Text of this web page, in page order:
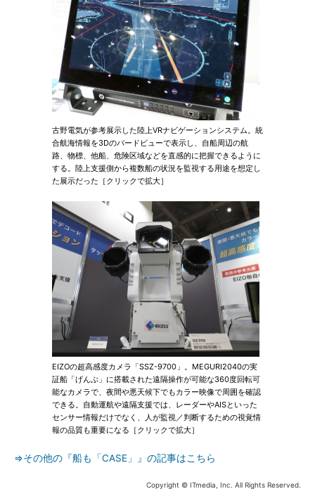
古野電気が参考展示した陸上VRナビゲーションシステム。統
合航海情報を3Dのバードビューで表示し、自船周辺の航
路、物標、他船、危険区域などを直感的に把握できるように
する。陸上支援側から複数船の状況を監視する用途を想定し
た展示だった［クリックで拡大］
EIZOの超高感度カメラ「SSZ-9700」。MEGURI2040の実
証船「げんぶ」に搭載された遠隔操作が可能な360度回転可
能なカメラで、夜間や悪天候下でもカラー映像で周囲を確認
できる。自動運航や遠隔支援では、レーダーやAISといった
センサー情報だけでなく、人が監視／判断するための視覚情
報の品質も重要になる［クリックで拡大］
⇒その他の『船も「CASE」』の記事はこちら
Copyright © ITmedia, Inc. All Rights Reserved.